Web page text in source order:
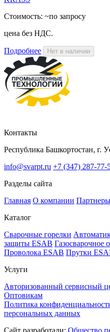
Стоимость: ~по запросу
цена без НДС.
Подробнее Нет в наличии
Контакты
Республика Башкортостан, г.
info@svarpt.ru +7 (347) 287-77-
Разделы сайта
Главная О компании Партнеры
Каталог
Cварочные горелки
защиты ESAB Газосварочное
Проволока ESAB Прутки
Услуги
Авторизованный сервисный
Оптовикам
Политика
персональных данных
Сайт разработали: Общество